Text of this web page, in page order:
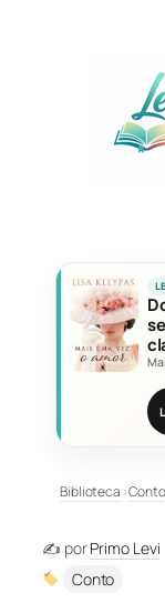
Biblioteca›Conto
✍️ porPrimo Levi
Conto